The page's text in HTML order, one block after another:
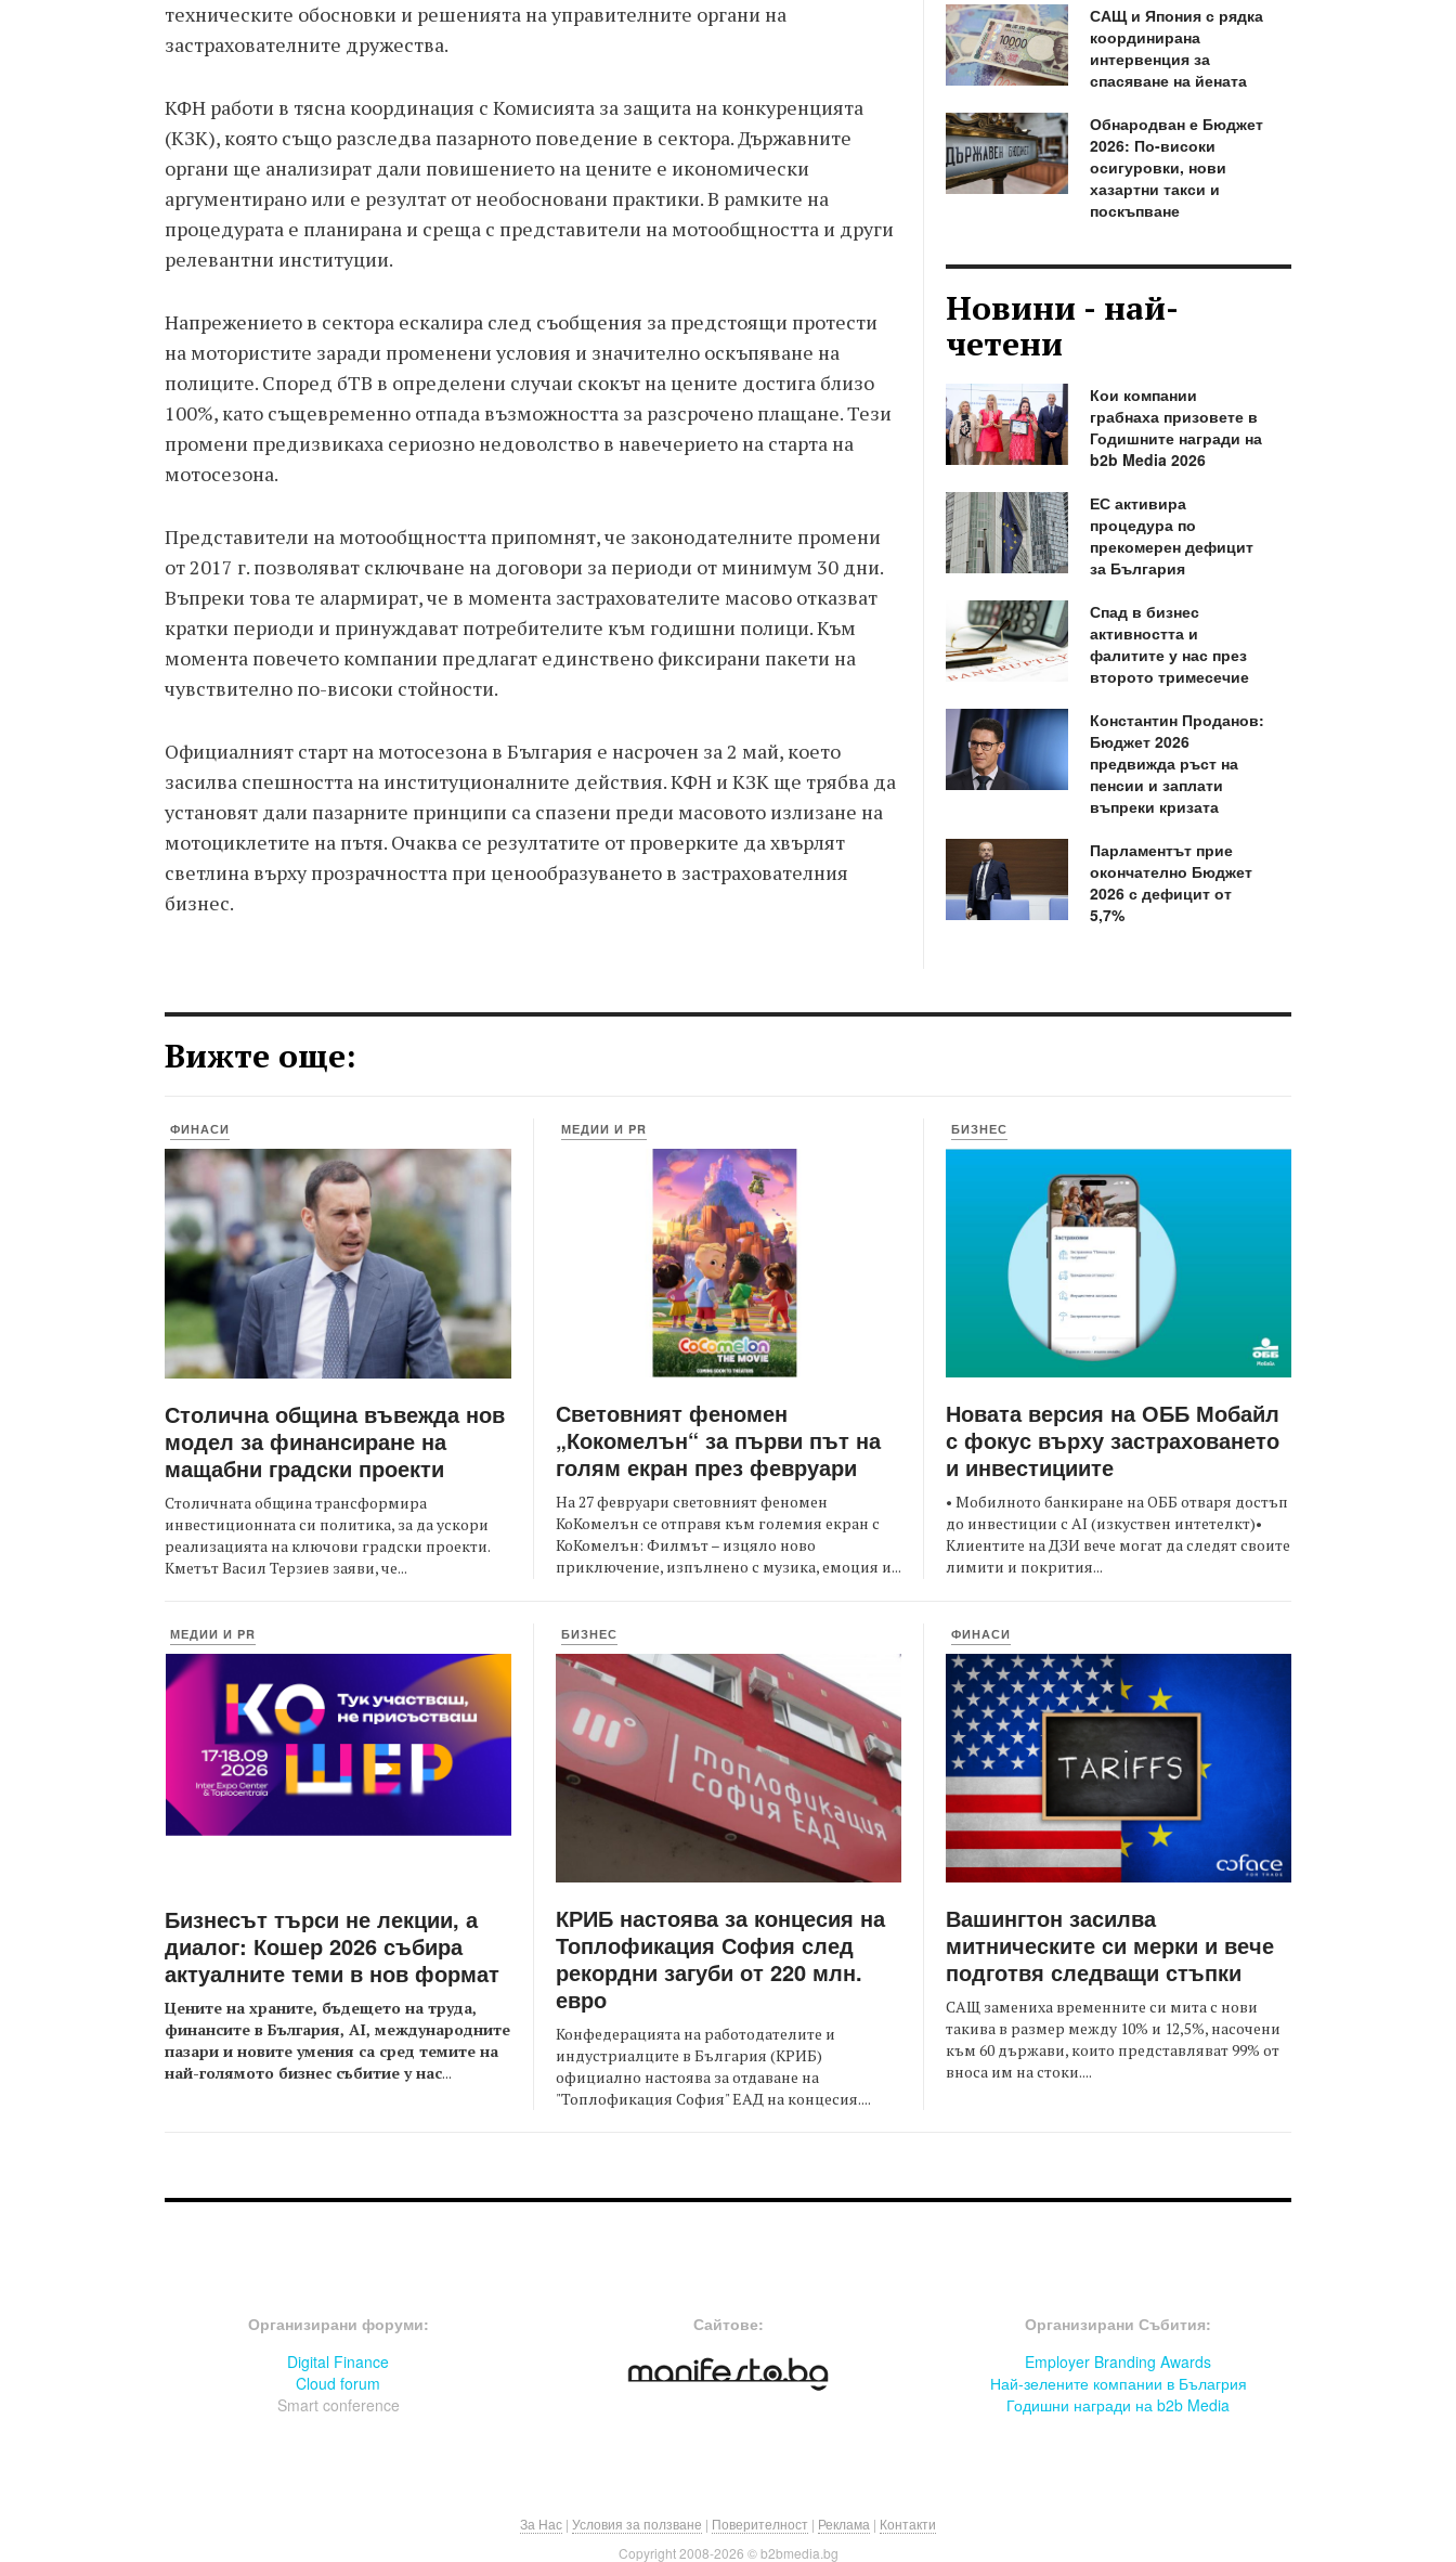
техническите обосновки и решенията на управителните органи на
застрахователните дружества.
КФН работи в тясна координация с Комисията за защита на конкуренцията
(КЗК), която също разследва пазарното поведение в сектора. Държавните
органи ще анализират дали повишението на цените е икономически
аргументирано или е резултат от необосновани практики. В рамките на
процедурата е планирана и среща с представители на мотообщността и други
релевантни институции.
Напрежението в сектора ескалира след съобщения за предстоящи протести
на мотористите заради променени условия и значително оскъпяване на
полиците. Според бТВ в определени случаи скокът на цените достига близо
100%, като същевременно отпада възможността за разсрочено плащане. Тези
промени предизвикаха сериозно недоволство в навечерието на старта на
мотосезона.
Представители на мотообщността припомнят, че законодателните промени
от 2017 г. позволяват сключване на договори за периоди от минимум 30 дни.
Въпреки това те алармират, че в момента застрахователите масово отказват
кратки периоди и принуждават потребителите към годишни полици. Към
момента повечето компании предлагат единствено фиксирани пакети на
чувствително по-високи стойности.
Официалният старт на мотосезона в България е насрочен за 2 май, което
засилва спешността на институционалните действия. КФН и КЗК ще трябва да
установят дали пазарните принципи са спазени преди масовото излизане на
мотоциклетите на пътя. Очаква се резултатите от проверките да хвърлят
светлина върху прозрачността при ценообразуването в застрахователния
бизнес.
САЩ и Япония с рядка
координирана
интервенция за
спасяване на йената
Обнародван е Бюджет
2026: По-високи
осигуровки, нови
хазартни такси и
поскъпване
Новини - най-
четени
Кои компании
грабнаха призовете в
Годишните награди на
b2b Media 2026
ЕС активира
процедура по
прекомерен дефицит
за България
Спад в бизнес
активността и
фалитите у нас през
второто тримесечие
Константин Проданов:
Бюджет 2026
предвижда ръст на
пенсии и заплати
въпреки кризата
Парламентът прие
окончателно Бюджет
2026 с дефицит от
5,7%
Вижте още:
ФИНАСИ
Столична община въвежда нов
модел за финансиране на
мащабни градски проекти
Столичната община трансформира
инвестиционната си политика, за да ускори
реализацията на ключови градски проекти.
Кметът Васил Терзиев заяви, че...
МЕДИИ И PR
Световният феномен
„Кокомелън“ за първи път на
голям екран през февруари
На 27 февруари световният феномен
КоКомелън се отправя към големия екран с
КоКомелън: Филмът – изцяло ново
приключение, изпълнено с музика, емоция и...
БИЗНЕС
Новата версия на ОББ Мобайл
с фокус върху застраховането
и инвестициите
• Мобилното банкиране на ОББ отваря достъп
до инвестиции с AI (изкуствен интетелкт)•
Клиентите на ДЗИ вече могат да следят своите
лимити и покрития...
МЕДИИ И PR
Бизнесът търси не лекции, а
диалог: Кошер 2026 събира
актуалните теми в нов формат
Цените на храните, бъдещето на труда,
финансите в България, AI, международните
пазари и новите умения са сред темите на
най-голямото бизнес събитие у нас...
БИЗНЕС
КРИБ настоява за концесия на
Топлофикация София след
рекордни загуби от 220 млн.
евро
Конфедерацията на работодателите и
индустриалците в България (КРИБ)
официално настоява за отдаване на
"Топлофикация София" ЕАД на концесия....
ФИНАСИ
Вашингтон засилва
митническите си мерки и вече
подготвя следващи стъпки
САЩ замениха временните си мита с нови
такива в размер между 10% и 12,5%, насочени
към 60 държави, които представляват 99% от
вноса им на стоки....
Организирани форуми:
Digital Finance
Cloud forum
Smart conference
Сайтове:
Организирани Събития:
Employer Branding Awards
Най-зелените компании в Бълагрия
Годишни награди на b2b Media
За Нас | Условия за ползване | Поверителност | Реклама | Контакти
Copyright 2008-2026 © b2bmedia.bg